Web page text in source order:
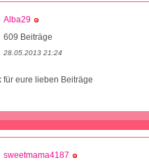
Alba29
609 Beiträge
28.05.2013 21:24
für eure lieben Beiträge
sweetmama4187